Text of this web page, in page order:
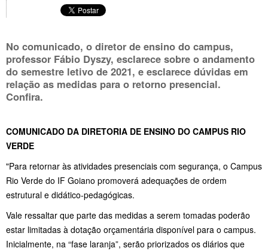
No comunicado, o diretor de ensino do campus,
professor Fábio Dyszy, esclarece sobre o andamento
do semestre letivo de 2021, e esclarece dúvidas em
relação as medidas para o retorno presencial.
Confira.
COMUNICADO DA DIRETORIA DE ENSINO DO CAMPUS RIO
VERDE
"Para retornar às atividades presenciais com segurança, o Campus
Rio Verde do IF Goiano promoverá adequações de ordem
estrutural e didático-pedagógicas.
Vale ressaltar que parte das medidas a serem tomadas poderão
estar limitadas à dotação orçamentária disponível para o campus.
Inicialmente, na “fase laranja”, serão priorizados os diários que